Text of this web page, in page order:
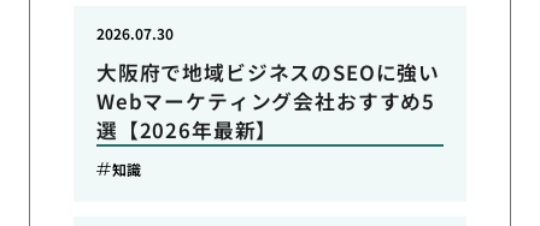
大阪府で地域ビジネスのSEOに強い
Webマーケティング会社おすすめ5
選【2026年最新】
2026.07.30
知識